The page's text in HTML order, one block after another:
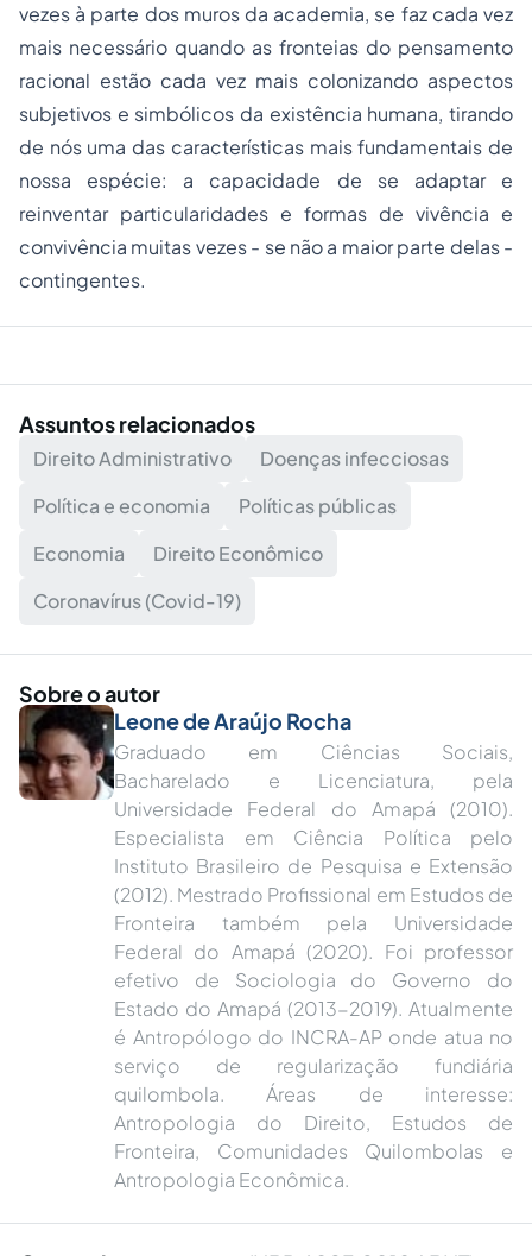
vezes à parte dos muros da academia, se faz cada vez
mais necessário quando as fronteias do pensamento
racional estão cada vez mais colonizando aspectos
subjetivos e simbólicos da existência humana, tirando
de nós uma das características mais fundamentais de
nossa espécie: a capacidade de se adaptar e
reinventar particularidades e formas de vivência e
convivência muitas vezes - se não a maior parte delas -
contingentes.
Assuntos relacionados
Direito Administrativo
Doenças infecciosas
Política e economia
Políticas públicas
Economia
Direito Econômico
Coronavírus (Covid-19)
Sobre o autor
Leone de Araújo Rocha
Graduado em Ciências Sociais,
Bacharelado e Licenciatura, pela
Universidade Federal do Amapá (2010).
Especialista em Ciência Política pelo
Instituto Brasileiro de Pesquisa e Extensão
(2012). Mestrado Profissional em Estudos de
Fronteira também pela Universidade
Federal do Amapá (2020). Foi professor
efetivo de Sociologia do Governo do
Estado do Amapá (2013-2019). Atualmente
é Antropólogo do INCRA-AP onde atua no
serviço de regularização fundiária
quilombola. Áreas de interesse:
Antropologia do Direito, Estudos de
Fronteira, Comunidades Quilombolas e
Antropologia Econômica.